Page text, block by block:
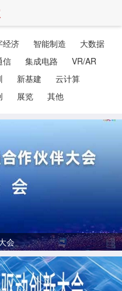
经济 智能制造
大数据
信 集成电路
VR/AR
新基建
云计算
展览 其他
会